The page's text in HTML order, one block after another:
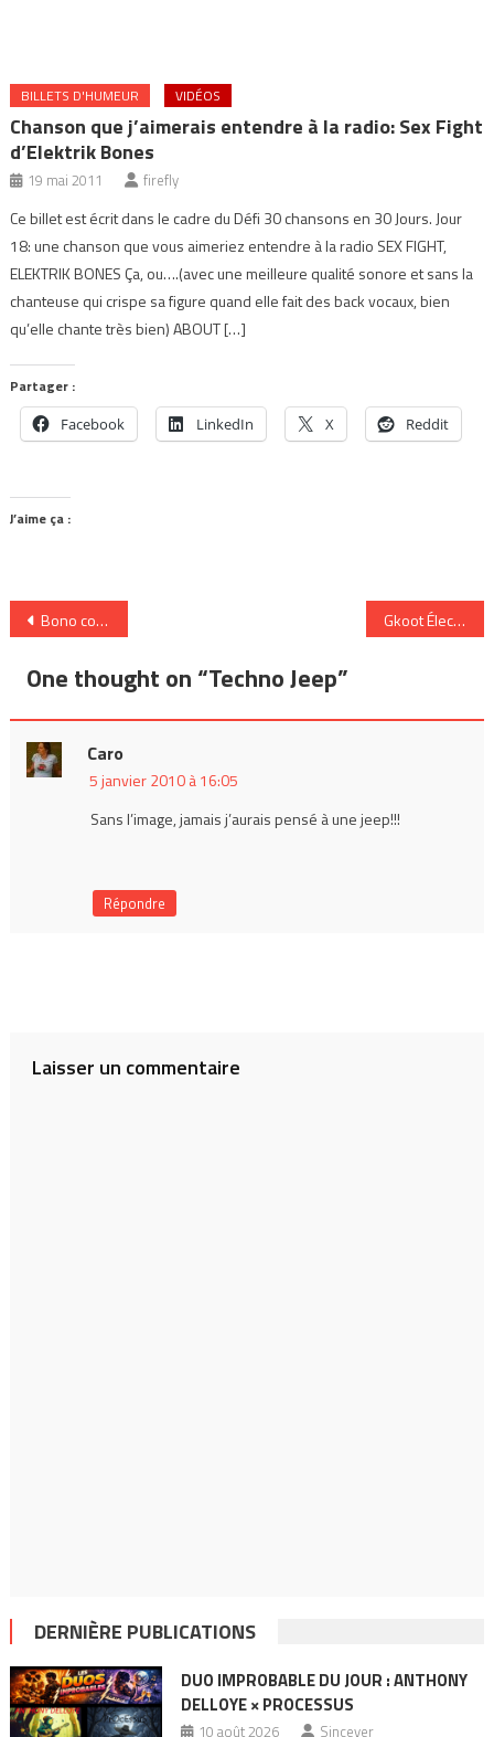
BILLETS D'HUMEUR VIDÉOS
Chanson que j’aimerais entendre à la radio: Sex Fight
d’Elektrik Bones
19 mai 2011 firefly
Ce billet est écrit dans le cadre du Défi 30 chansons en 30 Jours. Jour
18: une chanson que vous aimeriez entendre à la radio SEX FIGHT,
ELEKTRIK BONES Ça, ou….(avec une meilleure qualité sonore et sans la
chanteuse qui crispe sa figure quand elle fait des back vocaux, bien
qu’elle chante très bien) ABOUT […]
Partager :
Facebook LinkedIn X Reddit
J’aime ça :
Navigation
de
l’article
Bono contre le téléchargement illégal, n’importe quoi comme arguments Gkoot Électronique lance sa V2
One thought on “Techno Jeep”
Caro
5 janvier 2010 à 16:05
Sans l’image, jamais j’aurais pensé à une jeep!!!
Répondre
Laisser un commentaire
DERNIÈRE PUBLICATIONS
DUO IMPROBABLE DU JOUR : ANTHONY
DELLOYE × PROCESSUS
10 août 2026 Sincever